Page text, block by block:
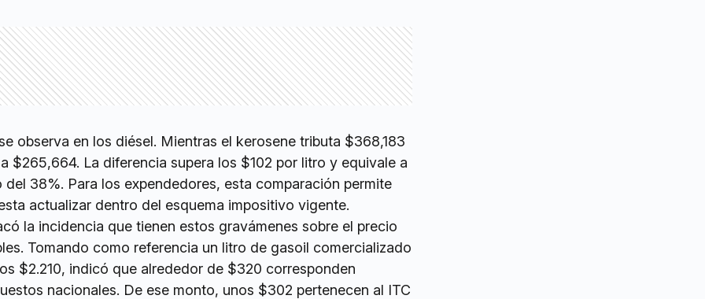
observa en los diésel. Mientras el kerosene tributa $368,183
$265,664. La diferencia supera los $102 por litro y equivale a
del 38%. Para los expendedores, esta comparación permite
actualizar dentro del esquema impositivo vigente.
la incidencia que tienen estos gravámenes sobre el precio
Tomando como referencia un litro de gasoil comercializado
$2.210, indicó que alrededor de $320 corresponden
nacionales. De ese monto, unos $302 pertenecen al ITC